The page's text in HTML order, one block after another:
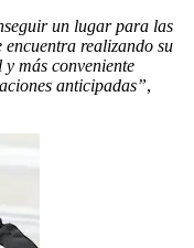
un lugar para las
encuentra realizando su
más conveniente
anticipadas”,